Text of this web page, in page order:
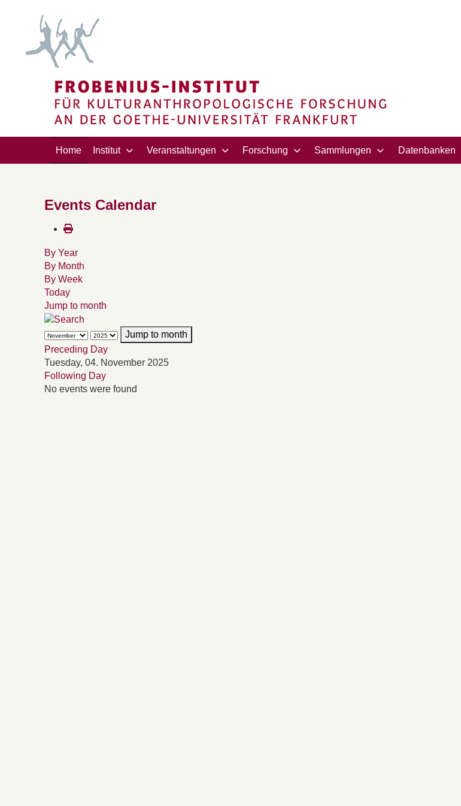
Home Institut Veranstaltungen Forschung Sammlungen Datenbanken
Events Calendar
By Year
By Month
By Week
Today
Jump to month
Jump to month
Preceding Day
Tuesday, 04. November 2025
Following Day
No events were found